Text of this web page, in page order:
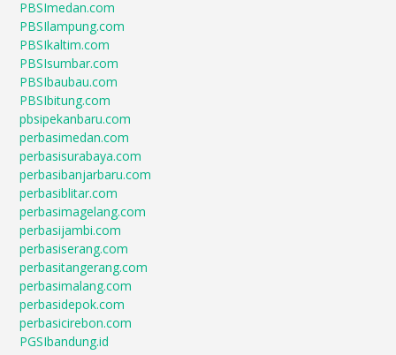
PBSImedan.com
PBSIlampung.com
PBSIkaltim.com
PBSIsumbar.com
PBSIbaubau.com
PBSIbitung.com
pbsipekanbaru.com
perbasimedan.com
perbasisurabaya.com
perbasibanjarbaru.com
perbasiblitar.com
perbasimagelang.com
perbasijambi.com
perbasiserang.com
perbasitangerang.com
perbasimalang.com
perbasidepok.com
perbasicirebon.com
PGSIbandung.id